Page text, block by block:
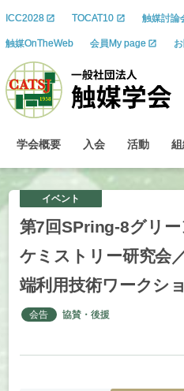
ICC2028 TOCAT10 触媒討論
触媒OnTheWeb 会員My page
学会概要 入会 活動
イベント
第7 回SPring-8グリ
ケミストリー研究会
端利用技術ワークシ
会告 協賛・後援